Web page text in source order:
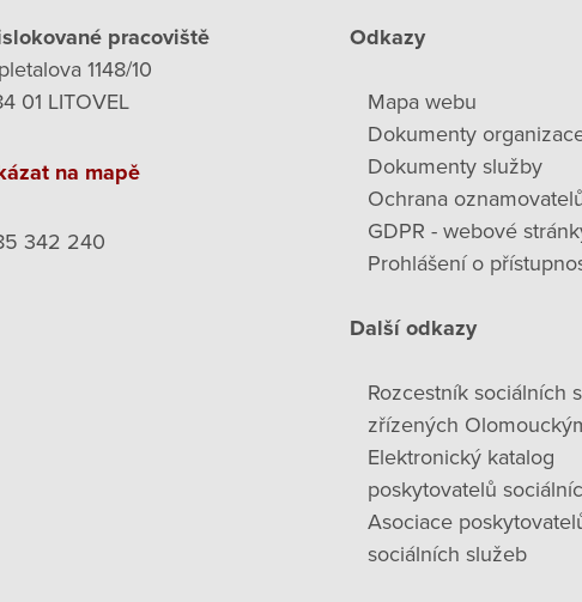
pracoviště
1148/10
01 LITOVEL
na mapě
342 240
Odkazy
Mapa webu
Dokumenty
Dokumenty služby
Ochrana
GDPR - webové
Prohlášení o
Další odkazy
Rozcestník sociálních
zřízených
Elektronický katalog
poskytovatelů
Asociace
sociálních služeb